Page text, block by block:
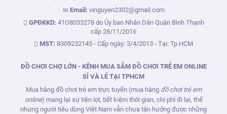
Email: vinguyen2302@gmail.com
GPĐKKD: 41O8033278 do Ủy ban Nhân Dân Quận Bình Thạnh
cấp 28/11/2016
MST: 8309232145 - Cấp ngày: 3/4/2013 - Tại: Tp.HCM
ĐỒ CHƠI CHỢ LỚN - KÊNH MUA SẮM ĐỒ CHƠI TRẺ EM ONLINE
SỈ VÀ LẺ TẠI TPHCM
Mua hàng đồ chơi trẻ em trực tuyến (mua hàng đồ chơi trẻ em
online) mang lại sự tiện lợi, tiết kiệm thời gian, chi phí đi lại, thế
nhưng người tiêu dùng Việt Nam vẫn chưa tận hưởng được những